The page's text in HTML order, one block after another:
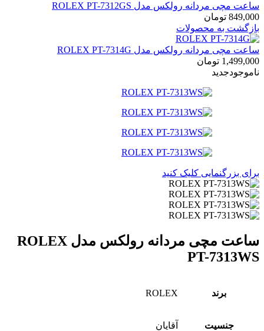
ساعت مچی مردانه رولکس مدل ROLEX PT-7312GS
849,000 تومان
بازگشت به محصولات
ساعت مچی مردانه رولکس مدل ROLEX PT-7314G
1,499,000 تومان
ناموجودجدید
برای بزرگنمایی کلیک کنید
ساعت مچی مردانه رولکس مدل ROLEX
PT-7313WS
برند ROLEX
جنسیت آقایان